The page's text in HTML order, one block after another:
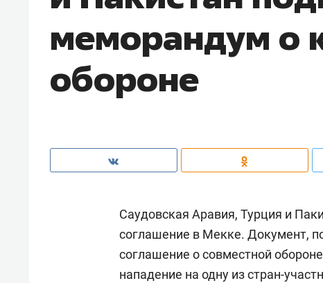
меморандум о
обороне
Саудовская Аравия, Турция и
соглашение в Мекке. Документ,
соглашение о совместной
нападение на одну из стран-